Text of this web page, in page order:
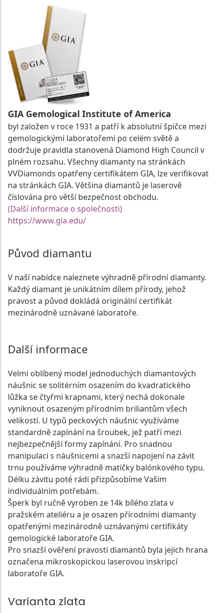
GIA Gemological Institute of America
byl založen v roce 1931 a patří k absolutní špičce mezi
gemologickými laboratořemi po celém světě a
dodržuje pravidla stanovená Diamond High Council v
plném rozsahu. Všechny diamanty na stránkách
VVDiamonds opatřeny certifikátem GIA, lze verifikovat
na stránkách GIA. Většina diamantů je laserově
číslována pro větší bezpečnost obchodu.
(Další informace o společnosti)
https://www.gia.edu/
Původ diamantu
V naší nabídce naleznete výhradně přírodní diamanty.
Každý diamant je unikátním dílem přírody, jehož
pravost a původ dokládá originální certifikát
mezinárodně uznávané laboratoře.
Další informace
Velmi oblíbený model jednoduchých diamantových
náušnic se solitérním osazením do kvadratického
lůžka se čtyřmi krapnami, který nechá dokonale
vyniknout osazeným přírodním briliantům všech
velikostí. U typů peckových náušnic využíváme
standardně zapínání na šroubek, jež patří mezi
nejbezpečnější formy zapínání. Pro snadnou
manipulaci s náušnicemi a snazší napojení na závit
trnu používáme výhradně matičky balónkového typu.
Délku závitu poté rádi přizpůsobíme Vašim
individuálním potřebám.
Šperk byl ručně vyroben ze 14k bílého zlata v
pražském ateliéru a je osazen přírodními diamanty
opatřenými mezinárodně uznávanými certifikáty
gemologické laboratoře GIA.
Pro snazší ověření pravosti diamantů byla jejich hrana
označena mikroskopickou laserovou inskripcí
laboratoře GIA.
Varianta zlata